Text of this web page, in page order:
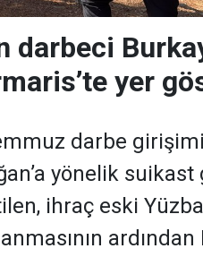
darbeci
yer
darbe
yönelik
ihraç eski